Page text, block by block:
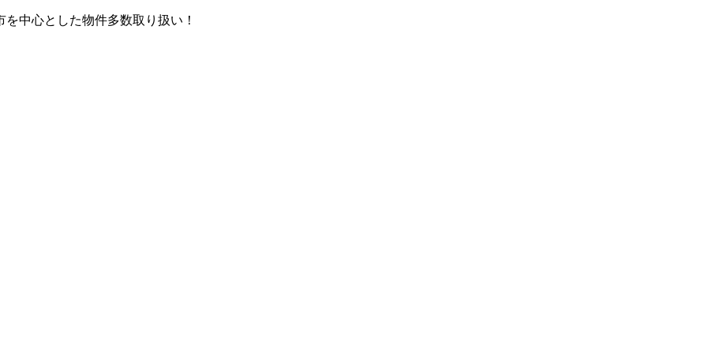
中心とした物件多数取り扱い！